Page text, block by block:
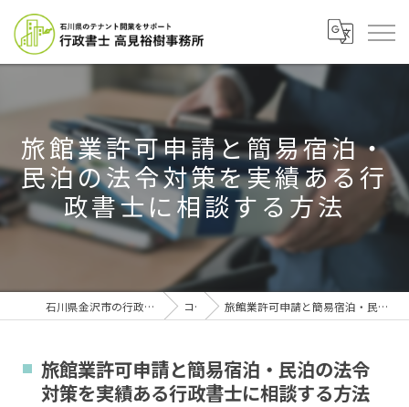
旅館業許可申請と簡易宿泊・
民泊の法令対策を実績ある行
政書士に相談する方法
石川県金沢市の行政書士なら行政書士高見裕樹事務所 コラム 旅館業許可申請と簡易宿泊・民泊の法令対策を実績ある行政書士に相談する方法
旅館業許可申請と簡易宿泊・民泊の法令
対策を実績ある行政書士に相談する方法